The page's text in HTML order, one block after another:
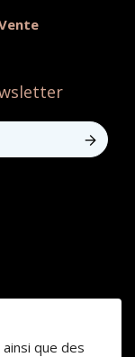
que des